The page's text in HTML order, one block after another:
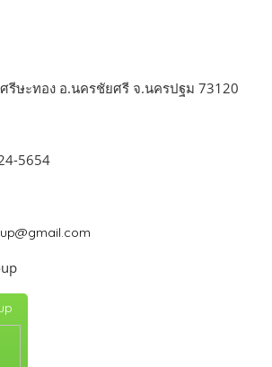
รีษะทอง อ.นครชัยศรี จ.นครปฐม 73120
5654